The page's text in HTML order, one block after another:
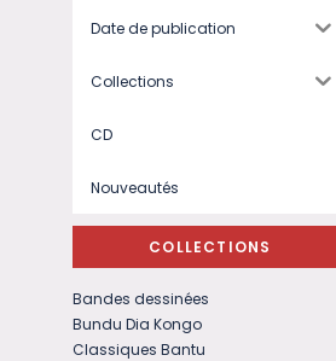
Date de publication
Collections
CD
Nouveautés
COLLECTIONS
Bandes dessinées
Bundu Dia Kongo
Classiques Bantu